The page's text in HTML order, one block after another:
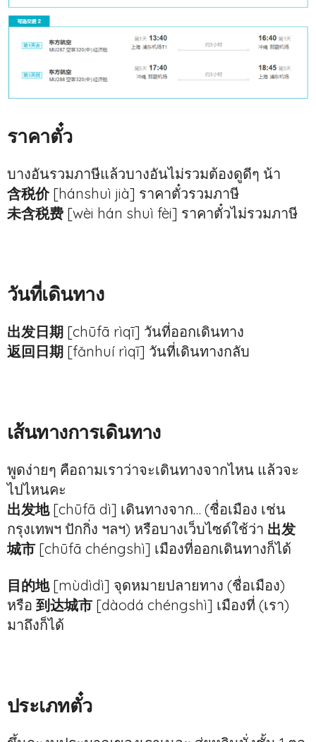
ราคาตั๋ว
บางอันรวมภาษีแล้วบางอันไม่รวมต้องดูดีๆ น้า
含税价[hánshuì jià] ราคาตั๋วรวมภาษี
未含税费 [wèi hán shuì fèi] ราคาตั๋วไม่รวมภาษี
วันที่เดินทาง
出发日期 [chūfā rìqī] วันที่ออกเดินทาง
返回日期 [fǎnhuí rìqī] วันที่เดินทางกลับ
เส้นทางการเดินทาง
พูดง่ายๆ คือถามเราว่าจะเดินทางจากไหน แล้วจะ
ไปไหนคะ
出发地[chūfā dì] เดินทางจาก… (ชื่อเมือง เช่น
กรุงเทพฯ ปักกิ่ง ฯลฯ) หรือบางเว็บไซด์ใช้ว่า 出发
城市 [chūfā chéngshì] เมืองที่ออกเดินทางก็ได้
目的地[mùdìdì] จุดหมายปลายทาง (ชื่อเมือง)
หรือ 到达城市 [dàodá chéngshì] เมืองที่ (เรา)
มาถึงก็ได้
ประเภทตั๋ว